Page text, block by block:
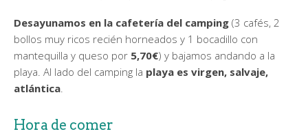
Desayunamos en la cafetería del camping (3 cafés, 2
bollos muy ricos recién horneados y 1 bocadillo con
mantequilla y queso por 5,70€) y bajamos andando a la
playa. Al lado del camping la playa es virgen, salvaje,
atlántica.
Hora de comer